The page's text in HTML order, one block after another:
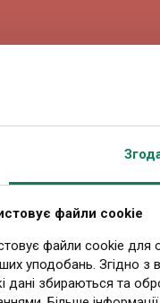
файли cookie
файли cookie для
уподобань. Згідно
дані збираються та